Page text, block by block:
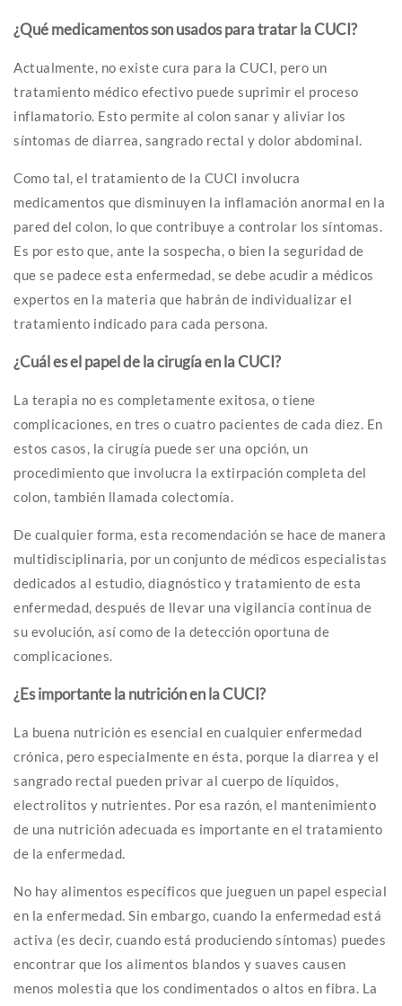
¿Qué medicamentos son usados para tratar la CUCI?
Actualmente, no existe cura para la CUCI, pero un
tratamiento médico efectivo puede suprimir el proceso
inflamatorio. Esto permite al colon sanar y aliviar los
síntomas de diarrea, sangrado rectal y dolor abdominal.
Como tal, el tratamiento de la CUCI involucra
medicamentos que disminuyen la inflamación anormal en la
pared del colon, lo que contribuye a controlar los síntomas.
Es por esto que, ante la sospecha, o bien la seguridad de
que se padece esta enfermedad, se debe acudir a médicos
expertos en la materia que habrán de individualizar el
tratamiento indicado para cada persona.
¿Cuál es el papel de la cirugía en la CUCI?
La terapia no es completamente exitosa, o tiene
complicaciones, en tres o cuatro pacientes de cada diez. En
estos casos, la cirugía puede ser una opción, un
procedimiento que involucra la extirpación completa del
colon, también llamada colectomía.
De cualquier forma, esta recomendación se hace de manera
multidisciplinaria, por un conjunto de médicos especialistas
dedicados al estudio, diagnóstico y tratamiento de esta
enfermedad, después de llevar una vigilancia continua de
su evolución, así como de la detección oportuna de
complicaciones.
¿Es importante la nutrición en la CUCI?
La buena nutrición es esencial en cualquier enfermedad
crónica, pero especialmente en ésta, porque la diarrea y el
sangrado rectal pueden privar al cuerpo de líquidos,
electrolitos y nutrientes. Por esa razón, el mantenimiento
de una nutrición adecuada es importante en el tratamiento
de la enfermedad.
No hay alimentos específicos que jueguen un papel especial
en la enfermedad. Sin embargo, cuando la enfermedad está
activa (es decir, cuando está produciendo síntomas) puedes
encontrar que los alimentos blandos y suaves causen
menos molestia que los condimentados o altos en fibra. La